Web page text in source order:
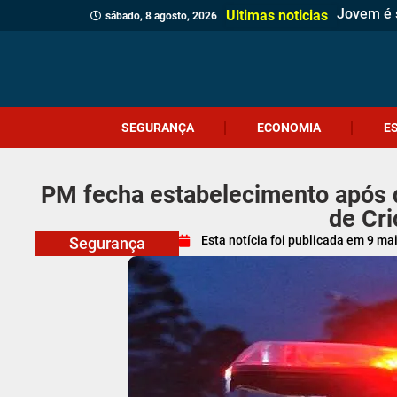
sábado, 8 agosto, 2026 Ultimas noticias Jovem é
Serra do
Foragido
Homem
Casa de
Gol
Polícia
Polícia
Sábado
Homem
Prouni
Ciclone-
SEGURANÇA ECONOMIA
PM fecha estabelecimento
de
Segurança Esta notícia foi publicada em 9